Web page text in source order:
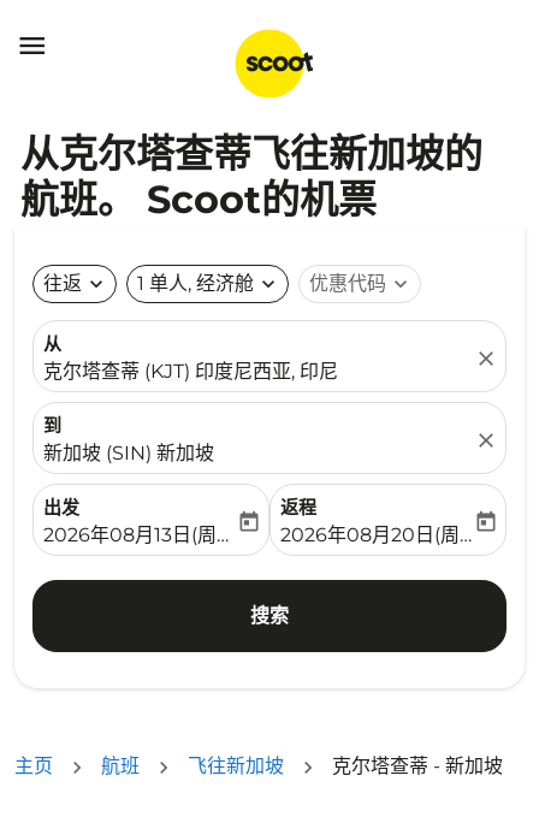

从克尔塔查蒂飞往新加坡的
航班。 Scoot的机票
往返 expand_more 1 单人, 经济舱 expand_more 优惠代码 expand_more
从
克尔塔查蒂 (KJT) 印度尼西亚, 印尼
close
到
新加坡 (SIN) 新加坡
close
出发
fc-booking-departure-date-aria-label
2026年08月13日(周四)
today
返程
fc-booking-return-date-
2026年08月20日(周四)
today
搜索
主页 航班 飞往新加坡 克尔塔查蒂 - 新加坡